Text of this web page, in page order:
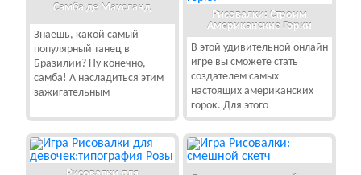
Самба де Маусланд
Знаешь, какой самый
популярный танец в
Бразилии? Ну конечно,
самба! А насладиться этим
зажигательным
Рисовалки: Строим
Американские Горки
В этой удивительной онлайн
игре вы сможете стать
создателем самых
настоящих американских
горок. Для этого